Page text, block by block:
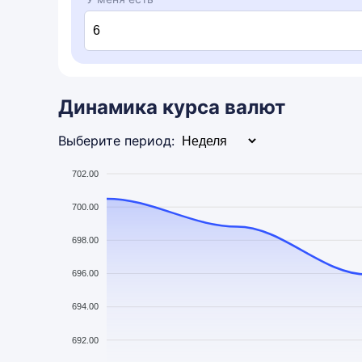
Динамика курса валют
Выберите период:
702.00
700.00
698.00
696.00
694.00
692.00